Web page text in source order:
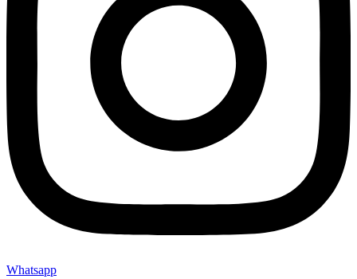
Whatsapp